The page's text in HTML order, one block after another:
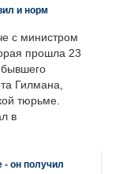
и норм
с министром
прошла 23
Гилмана,
тюрьме.
в
- он получил